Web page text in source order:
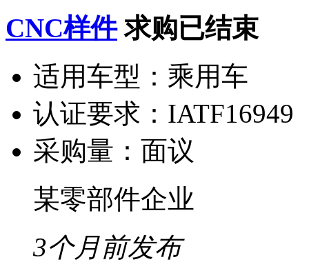
CNC样件 求购已结束
适用车型： 乘用车
认证要求： IATF16949
采购量： 面议
某零部件企业
3个月前发布